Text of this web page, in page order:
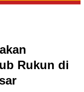
Rukun di